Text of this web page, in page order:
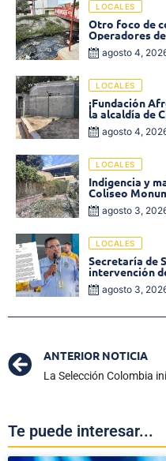
LOCALES
Otro foco de
Operadores
de la calle 19
agosto 4,
LOCALES
¡Fundación
la alcaldía de
limpieza de la
Monumental
agosto 4,
LOCALES
Indigencia y
Coliseo
inmediata!
agosto 3,
LOCALES
Secretaría de
intervención
deagosto 3,
ANTERIOR NOTICIA
Te puede interesar...